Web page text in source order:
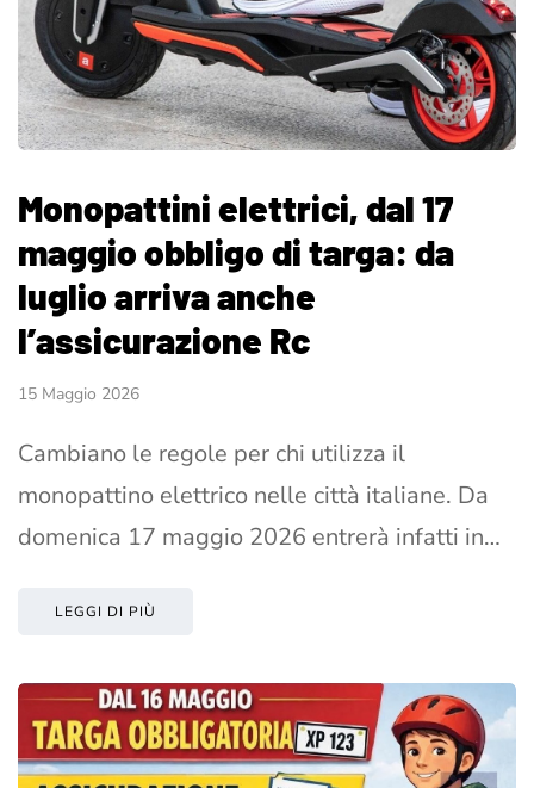
Monopattini elettrici, dal 17
maggio obbligo di targa: da
luglio arriva anche
l’assicurazione Rc
15 Maggio 2026
Cambiano le regole per chi utilizza il
monopattino elettrico nelle città italiane. Da
domenica 17 maggio 2026 entrerà infatti in…
LEGGI DI PIÙ